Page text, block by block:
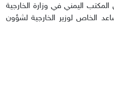
عن المكتب اليمني في وزارة الخارجية
الخاص لوزير الخارجية لشؤون